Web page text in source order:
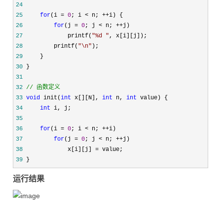
24
25
for(i = 0; i < n; ++
26
for(j = 0; j < n; ++
27
             printf(
"%d "
28
         printf(
"\n"
29
30
31
32 // 函数定义
33 void init(int x[][N], int n, int
34
int
35
36
for(i = 0; i < n; ++
37
for(j = 0; j < n; ++
38
             x[i][j] =
39 }
运行结果